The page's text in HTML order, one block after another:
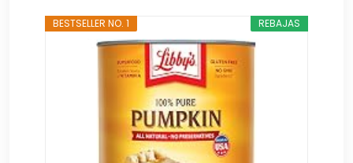
REBAJAS
BESTSELLER NO. 1